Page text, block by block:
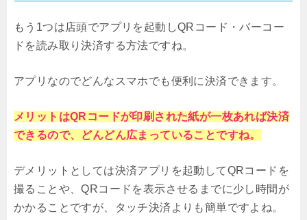
もう1つは店頭でアプリを起動しQRコード・バーコー
ドを読み取り決済する方法ですね。
アプリなのでどんなスマホでも便利に決済できます。
メリットはQRコードが印刷された紙が一枚あれば決済
できるので、どんどん広まっていることですね。
デメリットとしては決済アプリを起動してQRコードを
撮ることや、QRコードを表示させるまでに少し時間が
かかることですが、タッチ決済よりも簡単ですよね。